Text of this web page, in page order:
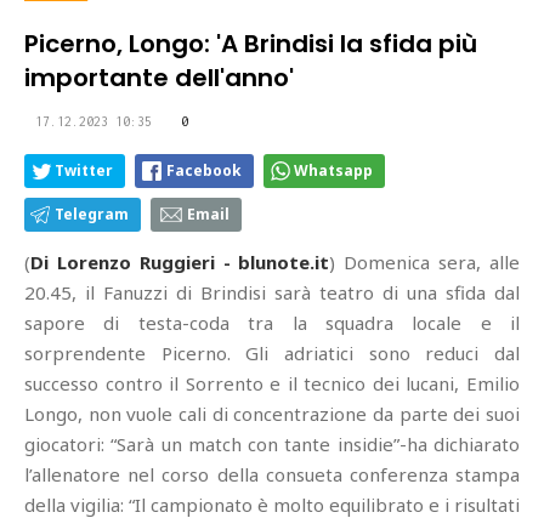
Picerno, Longo: 'A Brindisi la sfida più
importante dell'anno'
17.12.2023 10:35 0
Twitter Facebook Whatsapp
Telegram Email
(Di Lorenzo Ruggieri - blunote.it) Domenica sera, alle
20.45, il Fanuzzi di Brindisi sarà teatro di una sfida dal
sapore di testa-coda tra la squadra locale e il
sorprendente Picerno. Gli adriatici sono reduci dal
successo contro il Sorrento e il tecnico dei lucani, Emilio
Longo, non vuole cali di concentrazione da parte dei suoi
giocatori: “Sarà un match con tante insidie”-ha dichiarato
l’allenatore nel corso della consueta conferenza stampa
della vigilia: “Il campionato è molto equilibrato e i risultati